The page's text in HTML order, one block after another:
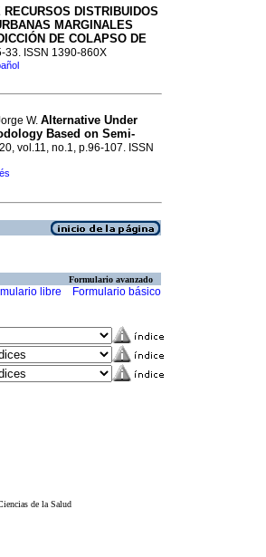
DISTRIBUIDOS
MARGINALES
DE COLAPSO DE
33. ISSN 1390-860X
W. Alternative Under
Based on Semi-
vol.11, no.1, p.96-107. ISSN
Formulario avanzado
libre Formulario básico
de la Salud